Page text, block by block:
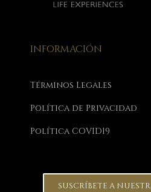
INFORMACIÓN
Términos Legales
Política de Privacidad
Política COVID19
SUSCRÍBETE A